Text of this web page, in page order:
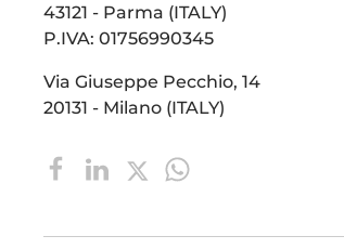
43121 - Parma (ITALY)
P.IVA: 01756990345
Via Giuseppe Pecchio, 14
20131 - Milano (ITALY)